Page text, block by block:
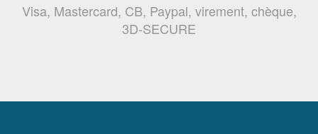
Visa, Mastercard, CB, Paypal, virement, chèque,
3D-SECURE